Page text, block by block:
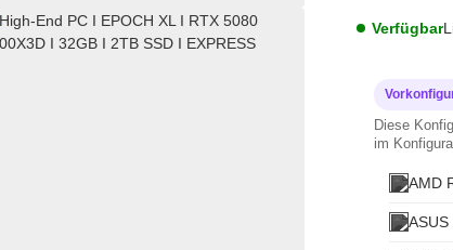
Verfügbar
Diese
im
AMD